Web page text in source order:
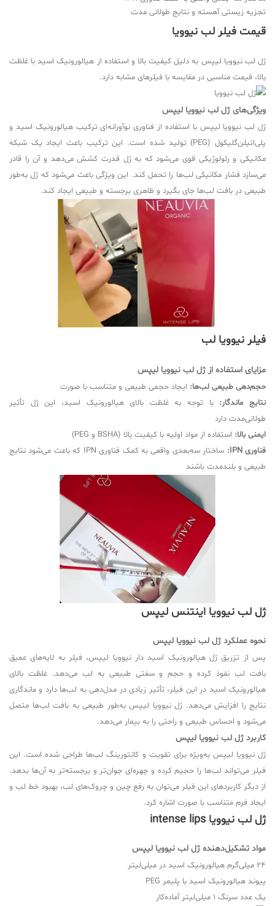
تجزیه زیستی آهسته و نتایج طولانی مدت
قیمت فیلر لب نیوویا
ژل لب نیوویا لیپس به دلیل کیفیت بالا و استفاده از هیالورونیک اسید با غلظت
بالا، قیمت مناسبی در مقایسه با فیلرهای مشابه دارد.
ویژگی‌های ژل لب نیوویا لیپس
ژل لب نیوویا لیپس با استفاده از فناوری نوآورانه‌ای ترکیب هیالورونیک اسید و
پلی‌اتیلن‌گلیکول (PEG) تولید شده است. این ترکیب باعث ایجاد یک شبکه
مکانیکی و رئولوژیکی قوی می‌شود که به ژل قدرت کشش می‌دهد و آن را قادر
می‌سازد فشار مکانیکی لب‌ها را تحمل کند. این ویژگی باعث می‌شود که ژل به‌طور
طبیعی در بافت لب‌ها جای بگیرد و ظاهری برجسته و طبیعی ایجاد کند.
فیلر نیوویا لب
مزایای استفاده از ژل لب نیوویا لیپس
حجم‌دهی طبیعی لب‌ها: ایجاد حجمی طبیعی و متناسب با صورت
نتایج ماندگار: با توجه به غلظت بالای هیالورونیک اسید، این ژل تأثیر
طولانی‌مدت دارد
ایمنی بالا: استفاده از مواد اولیه با کیفیت بالا (BSHA و PEG)
فناوری IPN:
ساختار سه‌بعدی واقعی به کمک فناوری IPN که باعث می‌شود نتایج
طبیعی و بلندمدت باشند
ژل لب نیوویا اینتنس لیپس
نحوه عملکرد ژل لب نیوویا لیپس
پس از تزریق ژل هیالورونیک اسید دار نیوویا لیپس، فیلر به لایه‌های عمیق
بافت لب نفوذ کرده و حجم و سفتی طبیعی به لب می‌دهد. غلظت بالای
هیالورونیک اسید در این فیلر، تأثیر زیادی در مدل‌دهی به لب‌ها دارد و ماندگاری
نتایج را افزایش می‌دهد. ژل نیوویا لیپس به‌طور طبیعی به بافت لب‌ها متصل
می‌شود و احساس طبیعی و راحتی را به بیمار می‌دهد.
کاربرد ژل لب نیوویا لیپس
ژل نیوویا لیپس به‌ویژه برای تقویت و کانتورینگ لب‌ها طراحی شده است. این
فیلر می‌تواند لب‌ها را حجیم کرده و چهره‌ای جوان‌تر و برجسته‌تر به آن‌ها بدهد.
از دیگر کاربردهای این فیلر می‌توان به رفع چین و چروک‌های لب، بهبود خط لب و
ایجاد فرم متناسب با صورت اشاره کرد.
ژل لب نیوویا intense lips
مواد تشکیل‌دهنده ژل لب نیوویا لیپس
24 میلی‌گرم هیالورونیک اسید در میلی‌لیتر
پیوند هیالورونیک اسید با پلیمر PEG
یک عدد سرنگ 1 میلی‌لیتر آماده‌کار